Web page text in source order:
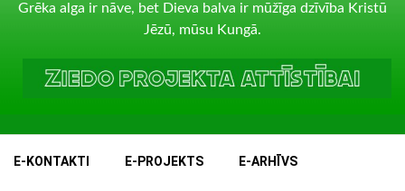
Grēka alga ir nāve, bet Dieva balva ir mūžīga dzīvība Kristū
Jēzū, mūsu Kungā.
E-KONTAKTI E-PROJEKTS E-ARHĪVS